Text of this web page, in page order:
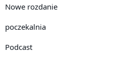
Nowe rozdanie
poczekalnia
Podcast